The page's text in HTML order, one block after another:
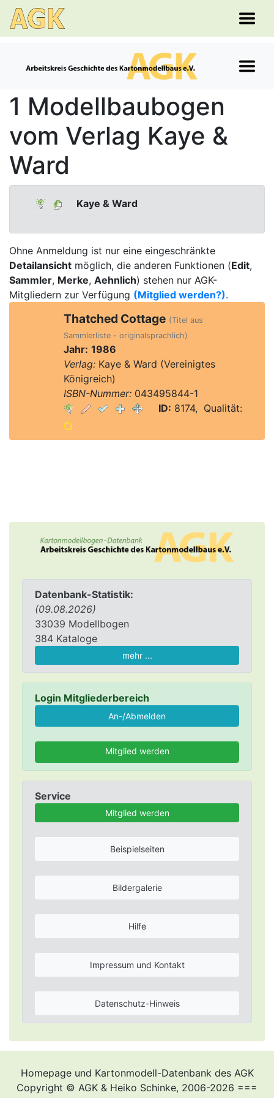
Datenbank-Statistik:
(09.08.2026)
33039 Modellbogen
384 Kataloge
mehr ...
Login Mitgliederbereich
Mitglied werden
Service
Mitglied werden
Beispielseiten
Bildergalerie
Hilfe
Impressum und Kontakt
Datenschutz-Hinweis
1 Modellbaubogen
vom Verlag Kaye &
Ward
Kaye & Ward
Ohne Anmeldung ist nur eine eingeschränkte
Detailansicht möglich, die anderen Funktionen (Edit,
Sammler, Merke, Aehnlich) stehen nur AGK-
Mitgliedern zur Verfügung (Mitglied werden?).
Thatched Cottage (Titel aus
Sammlerliste - originalsprachlich)
Jahr: 1986
Verlag:Kaye & Ward (Vereinigtes
Königreich)
ISBN-Nummer:043495844-1
ID: 8174, Qualität:
Homepage und Kartonmodell-Datenbank des AGK
Copyright © AGK & Heiko Schinke, 2006-2026 ===